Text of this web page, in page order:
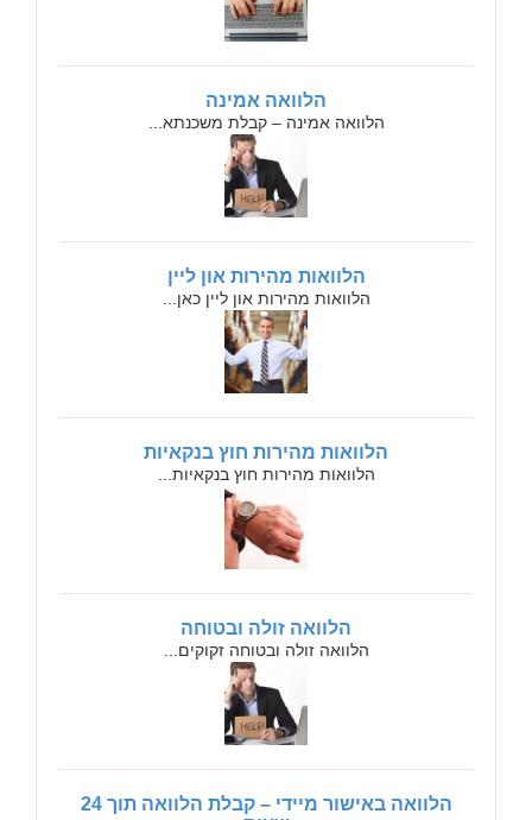
הלוואה אמינה
הלוואה אמינה – קבלת משכנתא...
הלוואות מהירות און ליין
הלוואות מהירות און ליין כאן...
הלוואות מהירות חוץ בנקאיות
הלוואות מהירות חוץ בנקאיות...
הלוואה זולה ובטוחה
הלוואה זולה ובטוחה זקוקים...
הלוואה באישור מיידי – קבלת הלוואה תוך 24